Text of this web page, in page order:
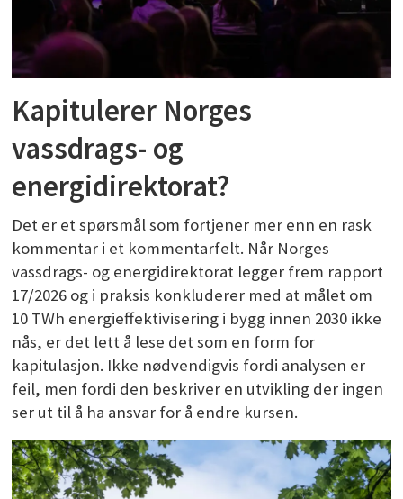
Kapitulerer Norges
vassdrags- og
energidirektorat?
Det er et spørsmål som fortjener mer enn en rask
kommentar i et kommentarfelt. Når Norges
vassdrags- og energidirektorat legger frem rapport
17/2026 og i praksis konkluderer med at målet om
10 TWh energieffektivisering i bygg innen 2030 ikke
nås, er det lett å lese det som en form for
kapitulasjon. Ikke nødvendigvis fordi analysen er
feil, men fordi den beskriver en utvikling der ingen
ser ut til å ha ansvar for å endre kursen.